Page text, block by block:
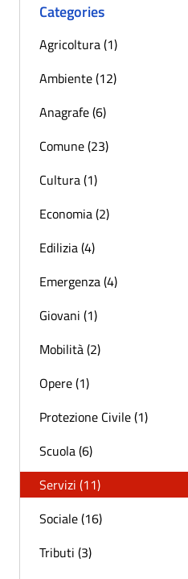
Categories
Agricoltura (1)
Ambiente (12)
Anagrafe (6)
Comune (23)
Cultura (1)
Economia (2)
Edilizia (4)
Emergenza (4)
Giovani (1)
Mobilità (2)
Opere (1)
Protezione Civile (1)
Scuola (6)
Servizi (11)
Sociale (16)
Tributi (3)